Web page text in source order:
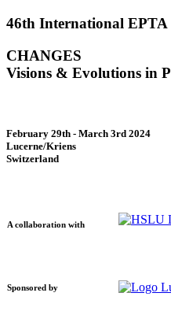
46th International EPTA
CHANGES
Visions & Evolutions in
February 29th - March 3rd 2024
Lucerne/Kriens
Switzerland
A collaboration with
Sponsored by